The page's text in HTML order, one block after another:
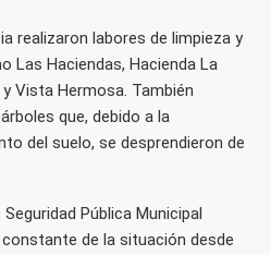
realizaron labores de limpieza y
Las Haciendas, Hacienda La
Vista Hermosa. También
que, debido a la
del suelo, se desprendieron de
Pública Municipal
de la situación desde